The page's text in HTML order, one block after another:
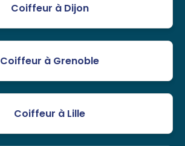
Coiffeur à Dijon
Coiffeur à Grenoble
Coiffeur à Lille